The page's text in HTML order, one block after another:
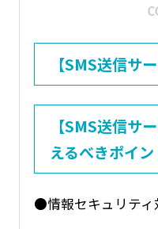
【SMS送信サ
【SMS送信サ
えるべきポイン
●情報セキュリティ